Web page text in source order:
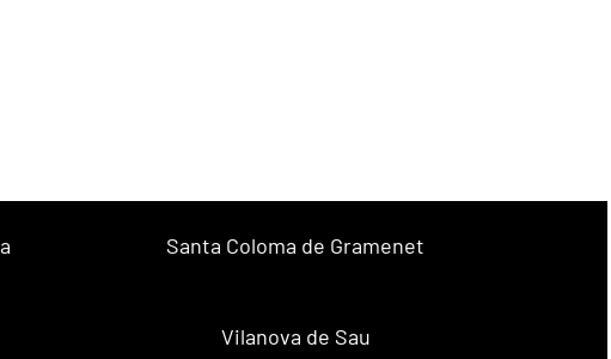
Santa Coloma de Gramenet
Vilanova de Sau